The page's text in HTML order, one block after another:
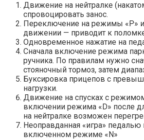
Движение на нейтралке
спровоцировать занос.
Переключение на режимы «P»
движении — приводит к
Одновременное нажатие на
Сначала включение режима
ручника. По правилам нужно
стояночный тормоз, затем
Буксировка прицепов с
нагрузки.
Движение на спусках с
включении режима «D» после
на нейтралке возможен
Неоправданная «игра» педалью
включенном режиме «N»